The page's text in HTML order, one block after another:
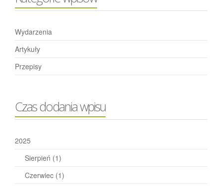
Wydarzenia
Artykuły
Przepisy
Czas dodania wpisu
2025
Sierpień (1)
Czerwiec (1)